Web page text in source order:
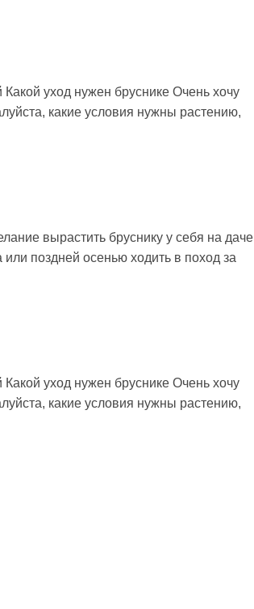
Какой уход нужен бруснике Очень хочу
какие условия нужны растению,
вырастить бруснику у себя на даче
или поздней осенью ходить в поход за
Какой уход нужен бруснике Очень хочу
какие условия нужны растению,